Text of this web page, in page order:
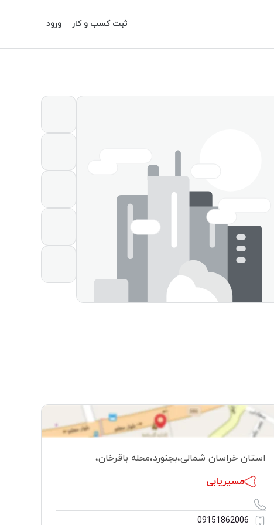
ثبت کسب و کار ورود
استان خراسان شمالی،بجنورد،محله باقرخان،
مسیریابی
09151862006